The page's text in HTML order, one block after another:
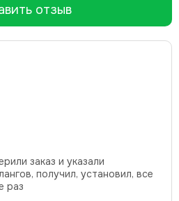
заказ и указали
получил, установил, все
раз
отзыв